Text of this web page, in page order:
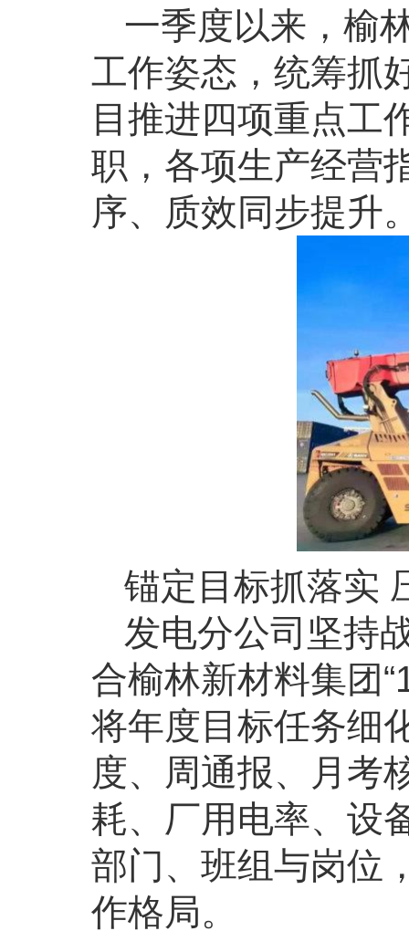
一季度以来，榆
工作姿态，统筹抓
目推进四项重点工
职，各项生产经营
序、质效同步提升
锚定目标抓落实
发电分公司坚持
合榆林新材料集团
将年度目标任务细
度、周通报、月考
耗、厂用电率、设
部门、班组与岗位
作格局。